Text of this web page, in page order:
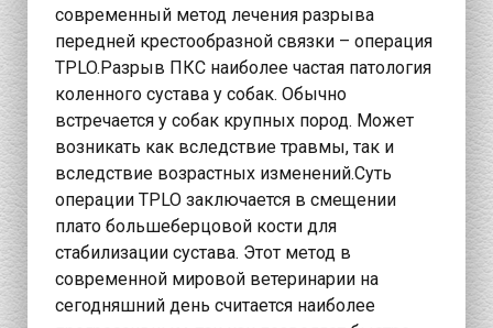
современный метод лечения разрыва
передней крестообразной связки – операция
TPLO.Разрыв ПКС наиболее частая патология
коленного сустава у собак. Обычно
встречается у собак крупных пород. Может
возникать как вследствие травмы, так и
вследствие возрастных изменений.Суть
операции TPLO заключается в смещении
плато большеберцовой кости для
стабилизации сустава. Этот метод в
современной мировой ветеринарии на
сегодняшний день считается наиболее